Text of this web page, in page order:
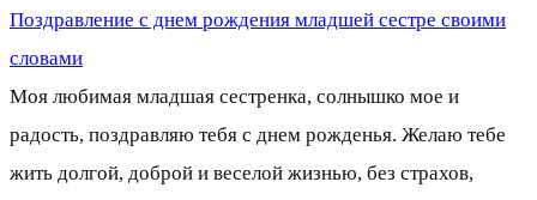
Поздравление с днем рождения младшей сестре своими
словами
Моя любимая младшая сестренка, солнышко мое и
радость, поздравляю тебя с днем рожденья. Желаю тебе
жить долгой, доброй и веселой жизнью, без страхов,